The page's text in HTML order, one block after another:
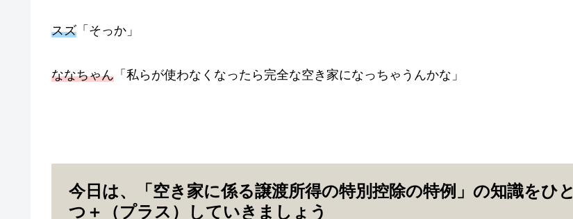
スズ 「そっか」
ななちゃん 「私らが使わなくなったら完全な空き家になっちゃうんかな」
今日は、「空き家に係る譲渡所得の特別控除の特例」の知識をひと
つ＋（プラス）していきましょう